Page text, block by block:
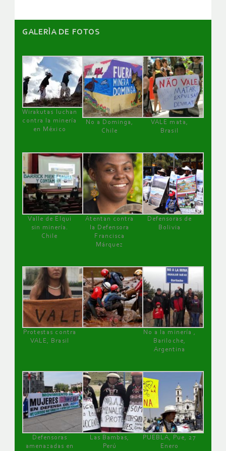
GALERÌA DE FOTOS
Wirakutas luchan
contra la minería
en México
No a Dominga,
Chile
VALE mata,
Brasil
Valle de Elqui
sin minería.
Chile
Atentan contra
la Defensora
Francisca
Márquez
Defensoras de
Bolivia
Protestas contra
VALE, Brasil
No a la minería ,
Bariloche,
Argentina
Defensoras
amenazadas en
Las Bambas,
Perú
PUEBLA, Pue, 27
Enero